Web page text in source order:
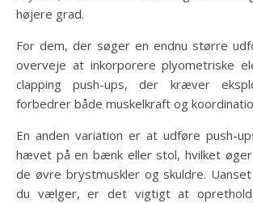
højere grad.
For dem, der søger en endnu større
overveje at inkorporere plyometriske
clapping push-ups, der kræver
forbedrer både muskelkraft og
En anden variation er at udføre push-
hævet på en bænk eller stol, hvilket øger
de øvre brystmuskler og skuldre.
du vælger, er det vigtigt at